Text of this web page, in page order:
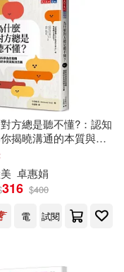
方總是聽不懂?：認知
揭曉溝通的本質與解
卓惠娟
316 $400
電
試閱